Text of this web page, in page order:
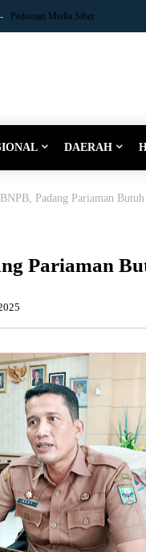
Pedoman Media Siber
DAERAH
Padang Pariaman
Pariaman